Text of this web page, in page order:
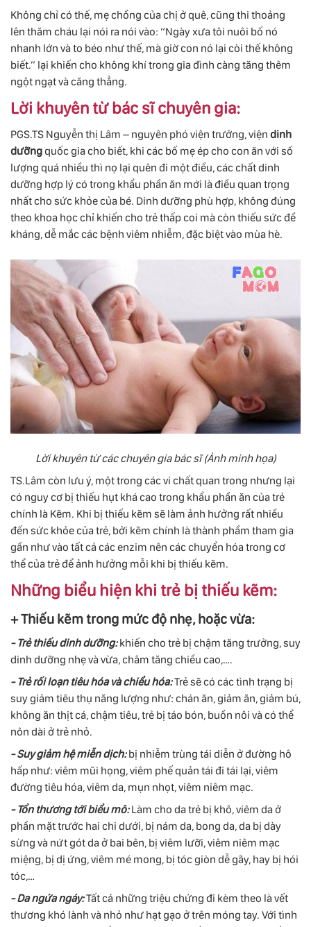
Không chỉ có thế, mẹ chồng của chị ở quê, cũng thi thoảng
lên thăm cháu lại nói ra nói vào: “Ngày xưa tôi nuôi bố nó
nhanh lớn và to béo như thế, mà giờ con nó lại còi thế không
biết.” lại khiến cho không khí trong gia đình càng tăng thêm
ngột ngạt và căng thẳng.
Lời khuyên từ bác sĩ chuyên gia:
PGS.TS Nguyễn thị Lâm – nguyên phó viện trưởng, viện dinh
dưỡngquốc gia cho biết, khi các bố mẹ ép cho con ăn với số
lượng quá nhiều thì nọ lại quên đi một điều, các chất dinh
dưỡng hợp lý có trong khẩu phần ăn mới là điều quan trọng
nhất cho sức khỏe của bé. Dinh dưỡng phù hợp, không đúng
theo khoa học chỉ khiến cho trẻ thấp coi mà còn thiếu sức đề
kháng, dễ mắc các bệnh viêm nhiễm, đặc biệt vào mùa hè.
Lời khuyên từ các chuyên gia bác sĩ (Ảnh minh họa)
TS.Lâm còn lưu ý, một trong các vi chất quan trong nhưng lại
có nguy cơ bị thiếu hụt khá cao trong khẩu phần ăn của trẻ
chính là Kẽm. Khi bị thiếu kẽm sẽ làm ảnh hưởng rất nhiều
đến sức khỏe của trẻ, bởi kẽm chính là thành phầm tham gia
gần như vào tất cả các enzim nên các chuyển hóa trong cơ
thể của trẻ để ảnh hưởng mỗi khi bị thiếu kẽm.
Những biểu hiện khi trẻ bị thiếu kẽm:
+ Thiếu kẽm trong mức độ nhẹ, hoặc vừa:
- Trẻ thiếu dinh dưỡng:khiến cho trẻ bị chậm tăng trưởng, suy
dinh dưỡng nhẹ và vừa, châm tăng chiều cao,….
- Trẻ rối loạn tiêu hóa và chiểu hóa:Trẻ sẽ có các tình trạng bị
suy giảm tiêu thụ năng lượng như: chán ăn, giảm ăn, giảm bú,
không ăn thịt cá, chậm tiêu, trẻ bị táo bón, buồn nôi và có thể
nôn dài ở trẻ nhỏ.
- Suy giảm hệ miễn dịch:bị nhiễm trùng tái diễn ở đường hô
hấp như: viêm mũi họng, viêm phế quản tái đi tái lại, viêm
đường tiêu hóa, viêm da, mụn nhọt, viêm niêm mạc.
- Tổn thương tới biểu mô:Làm cho da trẻ bị khô, viêm da ở
phần mặt trước hai chi dưới, bị nám da, bong da, da bị dày
sừng và nứt gót da ở bai bên, bị viêm lưỡi, viêm niêm mạc
miệng, bị dị ứng, viêm mé mong, bị tóc giòn dễ gãy, hay bị hói
tóc,…
- Da ngứa ngáy:Tất cả những triệu chứng đi kèm theo là vết
thương khó lành và nhỏ như hạt gạo ở trên móng tay. Với tình